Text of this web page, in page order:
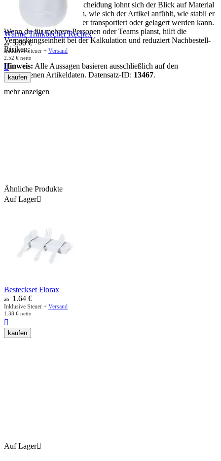
Für eine sichere Kaufentscheidung lohnt sich der Blick auf Material
und Maße: Sie bestimmen, wie sich der Artikel anfühlt, wie stabil er
im Gebrauch ist und wie er transportiert oder gelagert werden kann.
Wenn du für mehrere Personen oder Teams planst, hilft die
Verpackungseinheit bei der Kalkulation und reduziert Nachbestell-
Risiken.
Hinweis: Alle Aussagen basieren ausschließlich auf den
vorhandenen Artikeldaten. Datensatz-ID: 13467.
mehr anzeigen
Wärme Trinkbecher Rechex
ab 3.00 €
Inklusive Steuer + Versand
2.52 € netto

kaufen
Ähnliche Produkte
Auf Lager
Besteckset Florax
ab 1.64 €
Inklusive Steuer + Versand
1.38 € netto

kaufen
Auf Lager